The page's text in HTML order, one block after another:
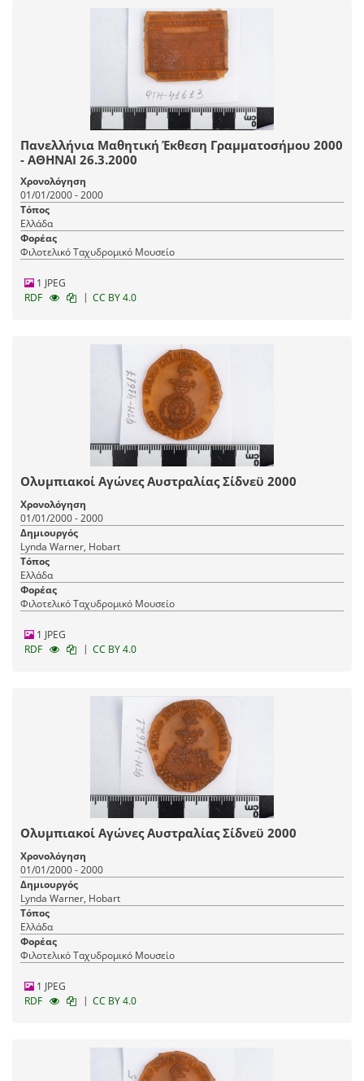
Πανελλήνια Μαθητική Έκθεση Γραμματοσήμου 2000
- ΑΘΗΝΑΙ 26.3.2000
Χρονολόγηση
01/01/2000 - 2000
Τόπος
Ελλάδα
Φορέας
Φιλοτελικό Ταχυδρομικό Μουσείο
1 JPEG
RDF
| CC BY 4.0
Ολυμπιακοί Αγώνες Αυστραλίας Σίδνεϋ 2000
Χρονολόγηση
01/01/2000 - 2000
Δημιουργός
Lynda Warner, Hobart
Τόπος
Ελλάδα
Φορέας
Φιλοτελικό Ταχυδρομικό Μουσείο
1 JPEG
RDF
| CC BY 4.0
Ολυμπιακοί Αγώνες Αυστραλίας Σίδνεϋ 2000
Χρονολόγηση
01/01/2000 - 2000
Δημιουργός
Lynda Warner, Hobart
Τόπος
Ελλάδα
Φορέας
Φιλοτελικό Ταχυδρομικό Μουσείο
1 JPEG
RDF
| CC BY 4.0